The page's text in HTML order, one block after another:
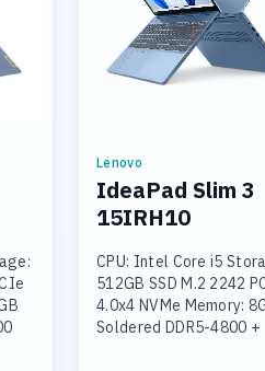
Lenovo
IdeaPad Slim 3
15IRH10
CPU: Intel Core i5
512GB SSD M.2 2242
4.0x4 NVMe Memory:
Soldered DDR5-4800 +